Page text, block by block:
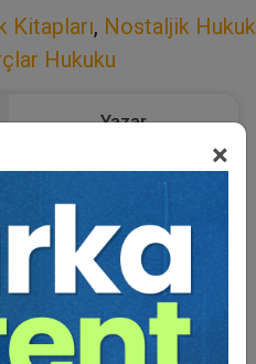
×
Kitapları, Nostaljik Hukuk
Hukuku
Yazar
TÜKETİLEN DOĞAL
TARAFINDAN
SORUNLAR